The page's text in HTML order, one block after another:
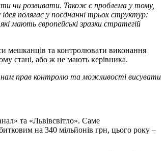
чи розвивати. Також є проблема у тому,
полягає у поєднанні трьох структур:
мають європейські зразки стратегій
мешканців та контролювати виконання
стані, або ж не мають керівника.
нам прав контролю та можливості висувати
та «Львівсвітло». Саме
на 340 мільйонів грн, цього року –